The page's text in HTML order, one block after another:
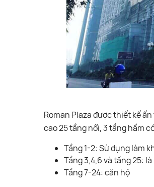
Roman Plaza được thiết kế
cao 25 tầng nổi, 3 tầng hầm
Tầng 1-2: Sử dụng làm
Tầng 3,4,6 và tầng 25:
Tầng 7-24: căn hộ